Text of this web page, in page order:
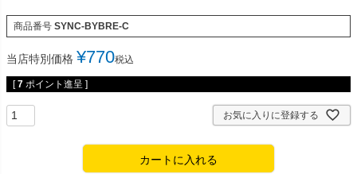
商品番号 SYNC-BYBRE-C
当店特別価格 ¥770税込
[ 7 ポイント進呈 ]
お気に入りに登録する
カートに入れる